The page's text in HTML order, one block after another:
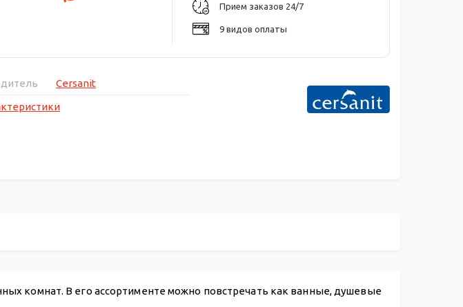
Прием заказов 24/7
9 видов оплаты
Cersanit
комнат. В его ассортименте можно повстречать как ванные, душевые